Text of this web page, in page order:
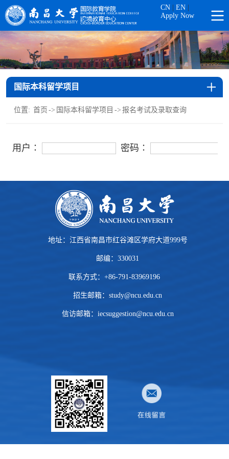
CN| EN|
Apply Now
国际本科留学项目
位置: 首页 -> 国际本科留学项目 -> 报名考试及录取查询
用户∶ 密码∶
地址：江西省南昌市红谷滩区学府大道999号
邮编：330031
联系方式：+86-791-83969196
招生邮箱：study@ncu.edu.cn
信访邮箱：iecsuggestion@ncu.edu.cn